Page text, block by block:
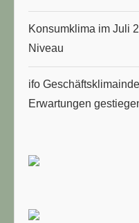
Konsumklima im Juli
Niveau
ifo
Erwartungen